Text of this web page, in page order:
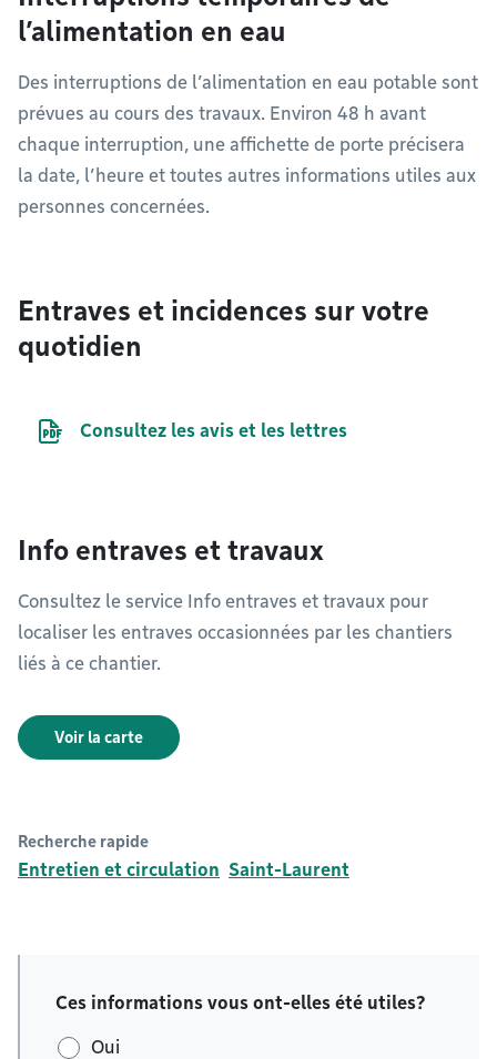
l’alimentation en eau
Des interruptions de l’alimentation en eau potable sont
prévues au cours des travaux. Environ 48 h avant
chaque interruption, une affichette de porte précisera
la date, l’heure et toutes autres informations utiles aux
personnes concernées.
Entraves et incidences sur votre
quotidien
Document PDF
Consultez les avis et les lettres
Info entraves et travaux
Consultez le service Info entraves et travaux pour
localiser les entraves occasionnées par les chantiers
liés à ce chantier.
Voir la carte
Recherche rapide
Entretien et circulation Saint-Laurent
Ces informations vous ont-elles été utiles?
Oui